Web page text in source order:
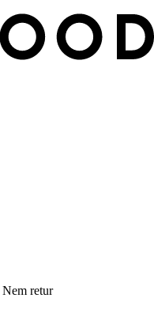
Nem retur